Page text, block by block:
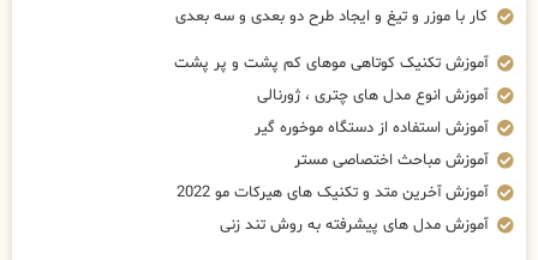
کار با موزر و تیغ و ایجاد طرح دو بعدی و سه بعدی
آموزش تکنیک کوتاهی موهای کم پشت و پر پشت
آموزش انوع مدل های چتری ، ژورنالی
آموزش استفاده از دستگاه موخوره گیر
آموزش مباحث اختصاصی مستر
آموزش آخرین متد و تکنیک های هیرکات مو 2022
آموزش مدل های پیشرفته به روش تند زنی